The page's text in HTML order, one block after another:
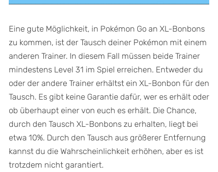
Eine gute Möglichkeit, in Pokémon Go an XL-Bonbons
zu kommen, ist der Tausch deiner Pokémon mit einem
anderen Trainer. In diesem Fall müssen beide Trainer
mindestens Level 31 im Spiel erreichen. Entweder du
oder der andere Trainer erhältst ein XL-Bonbon für den
Tausch. Es gibt keine Garantie dafür, wer es erhält oder
ob überhaupt einer von euch es erhält. Die Chance,
durch den Tausch XL-Bonbons zu erhalten, liegt bei
etwa 10%. Durch den Tausch aus größerer Entfernung
kannst du die Wahrscheinlichkeit erhöhen, aber es ist
trotzdem nicht garantiert.